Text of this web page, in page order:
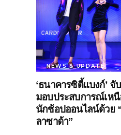
NEWS & UPDATE
‘ธนาคารซิตี้แบงก์’ จั
มอบประสบการณ์เห
นักช้อปออนไลน์ด้วย
ลาซาด้า”